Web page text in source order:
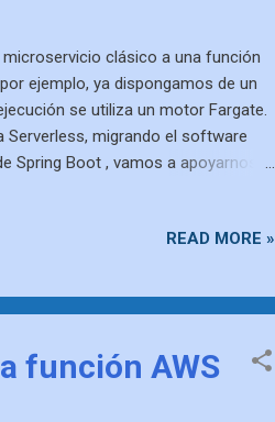
clásico a una función
ejemplo, ya dispongamos de un
se utiliza un motor Fargate.
migrando el software
Spring Boot , vamos a apoyarnos
una arquitectura tradicional a una
Spring Boot a una función AWS
READ MORE »
función AWS